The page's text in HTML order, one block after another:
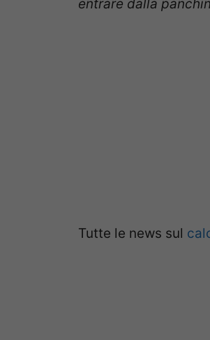
entrare dalla
Tutte le news sul